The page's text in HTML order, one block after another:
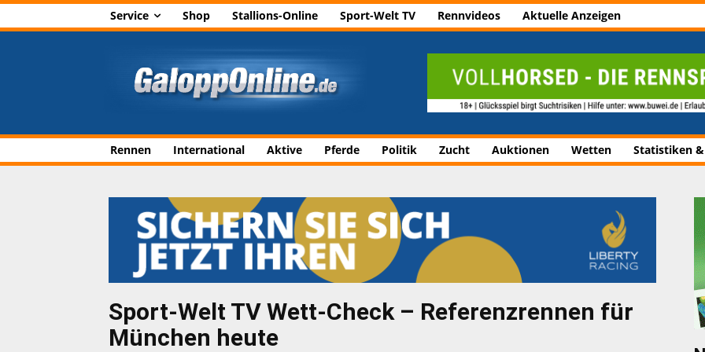
Service Shop Stallions-Online Sport-Welt TV Rennvideos Aktuelle Anzeigen
Rennen International Aktive Pferde Politik Zucht Auktionen Wetten Statistiken
Sport-Welt TV Wett-Check – Referenzrennen für
München heute